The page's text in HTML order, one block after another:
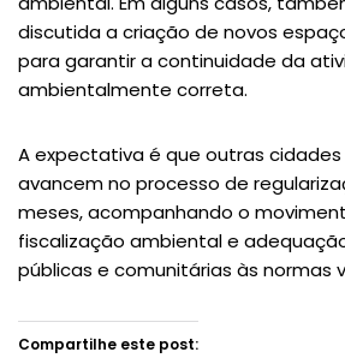
discutida a criação de novos
para garantir a continuidade da
ambientalmente correta.
A expectativa é que outras
avancem no processo de
meses, acompanhando o
fiscalização ambiental e
públicas e comunitárias às normas
Compartilhe este post: